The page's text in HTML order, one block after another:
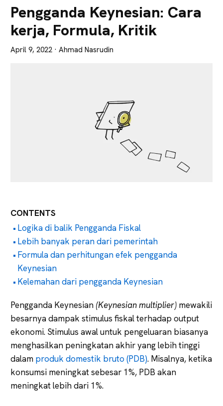
Tajam
Pengganda Keynesian: Cara
kerja, Formula, Kritik
April 9, 2022 · Ahmad Nasrudin
CONTENTS
Logika di balik Pengganda Fiskal
Lebih banyak peran dari pemerintah
Formula dan perhitungan efek pengganda
Keynesian
Kelemahan dari pengganda Keynesian
Pengganda Keynesian (Keynesian multiplier) mewakili
besarnya dampak stimulus fiskal terhadap output
ekonomi. Stimulus awal untuk pengeluaran biasanya
menghasilkan peningkatan akhir yang lebih tinggi
dalam produk domestik bruto (PDB). Misalnya, ketika
konsumsi meningkat sebesar 1%, PDB akan
meningkat lebih dari 1%.